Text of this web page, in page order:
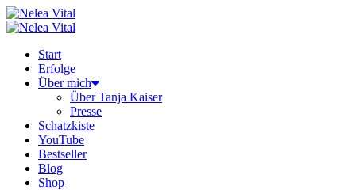
Zum
Inhalt
Start
Erfolge
Über mich
Über Tanja Kaiser
Presse
Schatzkiste
YouTube
Bestseller
Blog
Shop